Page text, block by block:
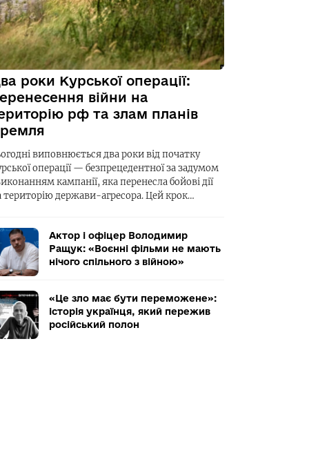
роки Курської операції:
війни на
рф та злам планів
виповнюється два роки від початку
операції — безпрецедентної за задумом
кампанії, яка перенесла бойові дії
територію держави-агресора. Цей крок…
Актор і офіцер Володимир
Ращук: «Воєнні фільми не мають
нічого спільного з війною»
«Це зло має бути переможене»:
історія українця, який пережив
російський полон